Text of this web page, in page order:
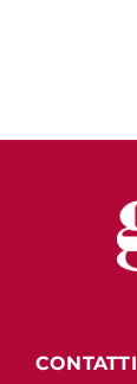
CONTATTI